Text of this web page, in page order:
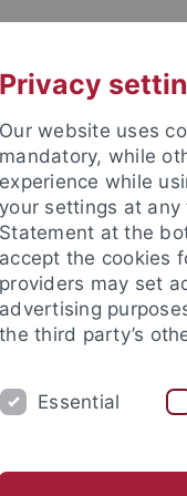
RESEARCH
Privacy
Our website uses
mandatory, while
experience while
your settings at any
Statement at the
accept the cookies
providers may set
advertising
the third party’s
Essential